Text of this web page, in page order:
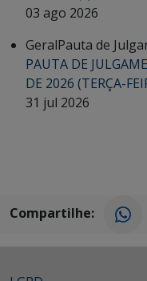
03 ago 2026
GeralPauta de
PAUTA DE
DE 2026 (TERÇA-
31 jul 2026
Compartilhe: